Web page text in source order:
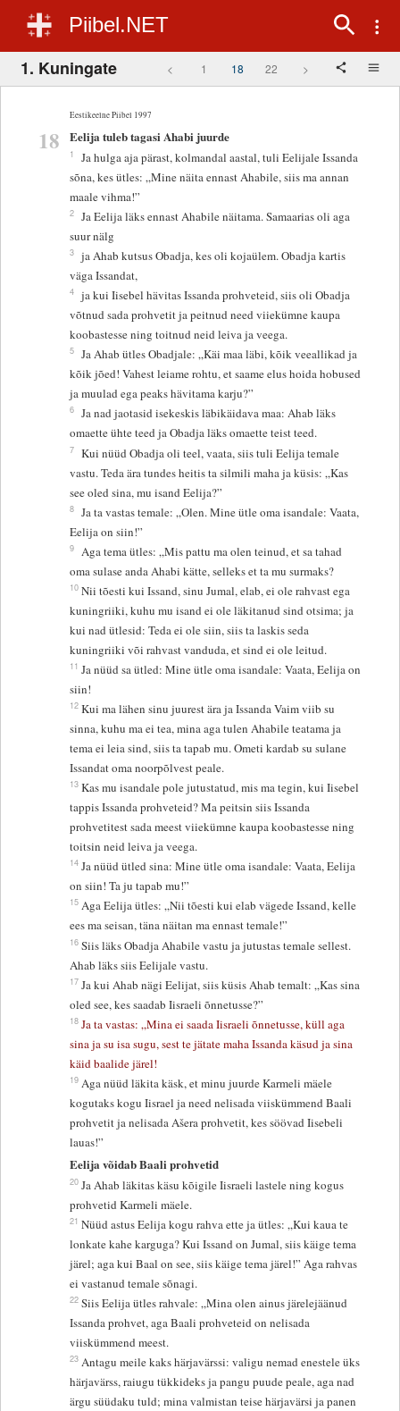
Piibel.NET
1. Kuningate < 1 18 22 >
Eestikeelne Piibel 1997
18 Eelija tuleb tagasi Ahabi juurde
1
Ja hulga aja pärast, kolmandal aastal, tuli Eelijale Issanda
sõna, kes ütles: „Mine näita ennast Ahabile, siis ma annan
maale vihma!”
2 Ja Eelija läks ennast Ahabile näitama. Samaarias oli aga
suur nälg
3 ja Ahab kutsus Obadja, kes oli kojaülem. Obadja kartis
väga Issandat,
4 ja kui Iisebel hävitas Issanda prohveteid, siis oli Obadja
võtnud sada prohvetit ja peitnud need viiekümne kaupa
koobastesse ning toitnud neid leiva ja veega.
5 Ja Ahab ütles Obadjale: „Käi maa läbi, kõik veeallikad ja
kõik jõed! Vahest leiame rohtu, et saame elus hoida hobused
ja muulad ega peaks hävitama karju?”
6 Ja nad jaotasid isekeskis läbikäidava maa: Ahab läks
omaette ühte teed ja Obadja läks omaette teist teed.
7 Kui nüüd Obadja oli teel, vaata, siis tuli Eelija temale
vastu. Teda ära tundes heitis ta silmili maha ja küsis: „Kas
see oled sina, mu isand Eelija?”
8 Ja ta vastas temale: „Olen. Mine ütle oma isandale: Vaata,
Eelija on siin!”
9 Aga tema ütles: „Mis pattu ma olen teinud, et sa tahad
oma sulase anda Ahabi kätte, selleks et ta mu surmaks?
10 Nii tõesti kui Issand, sinu Jumal, elab, ei ole rahvast ega
kuningriiki, kuhu mu isand ei ole läkitanud sind otsima; ja
kui nad ütlesid: Teda ei ole siin, siis ta laskis seda
kuningriiki või rahvast vanduda, et sind ei ole leitud.
11 Ja nüüd sa ütled: Mine ütle oma isandale: Vaata, Eelija on
siin!
12 Kui ma lähen sinu juurest ära ja Issanda Vaim viib su
sinna, kuhu ma ei tea, mina aga tulen Ahabile teatama ja
tema ei leia sind, siis ta tapab mu. Ometi kardab su sulane
Issandat oma noorpõlvest peale.
13 Kas mu isandale pole jutustatud, mis ma tegin, kui Iisebel
tappis Issanda prohveteid? Ma peitsin siis Issanda
prohvetitest sada meest viiekümne kaupa koobastesse ning
toitsin neid leiva ja veega.
14 Ja nüüd ütled sina: Mine ütle oma isandale: Vaata, Eelija
on siin! Ta ju tapab mu!”
15 Aga Eelija ütles: „Nii tõesti kui elab vägede Issand, kelle
ees ma seisan, täna näitan ma ennast temale!”
16 Siis läks Obadja Ahabile vastu ja jutustas temale sellest.
Ahab läks siis Eelijale vastu.
17 Ja kui Ahab nägi Eelijat, siis küsis Ahab temalt: „Kas sina
oled see, kes saadab Iisraeli õnnetusse?”
18 Ja ta vastas: „Mina ei saada Iisraeli õnnetusse, küll aga
sina ja su isa sugu, sest te jätate maha Issanda käsud ja sina
käid baalide järel!
19 Aga nüüd läkita käsk, et minu juurde Karmeli mäele
kogutaks kogu Iisrael ja need nelisada viiskümmend Baali
prohvetit ja nelisada Ašera prohvetit, kes söövad Iisebeli
lauas!”
Eelija võidab Baali prohvetid
20 Ja Ahab läkitas käsu kõigile Iisraeli lastele ning kogus
prohvetid Karmeli mäele.
21 Nüüd astus Eelija kogu rahva ette ja ütles: „Kui kaua te
lonkate kahe karguga? Kui Issand on Jumal, siis käige tema
järel; aga kui Baal on see, siis käige tema järel!” Aga rahvas
ei vastanud temale sõnagi.
22 Siis Eelija ütles rahvale: „Mina olen ainus järelejäänud
Issanda prohvet, aga Baali prohveteid on nelisada
viiskümmend meest.
23 Antagu meile kaks härjavärssi: valigu nemad enestele üks
härjavärss, raiugu tükkideks ja pangu puude peale, aga nad
ärgu süüdaku tuld; mina valmistan teise härjavärsi ja panen